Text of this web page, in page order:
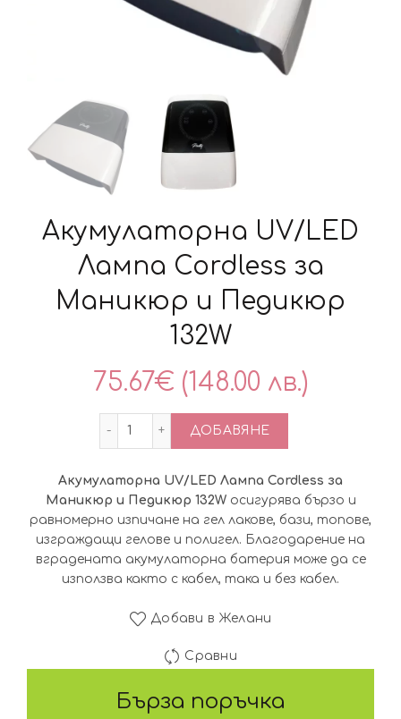
Акумулаторна UV/LED
Лампа Cordless за
Маникюр и Педикюр
132W
75.67€ (148.00 лв.)
количество за Акумулаторна UV/
ДОБАВЯНЕ
Акумулаторна UV/LED Лампа Cordless за
Маникюр и Педикюр 132Wосигурява бързо и
равномерно изпичане на гел лакове, бази, топове,
изграждащи гелове и полигел. Благодарение на
вградената акумулаторна батерия може да се
използва както с кабел, така и без кабел.
Добави в Желани
Сравни
Бърза поръчка